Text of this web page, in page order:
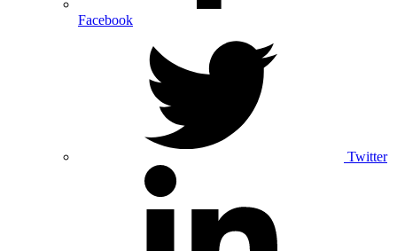
Facebook
Twitter